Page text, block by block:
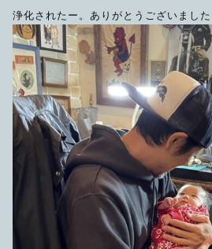
浄化されたー。ありがとうございました